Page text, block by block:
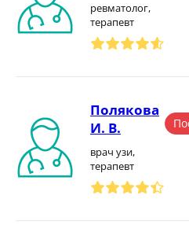
ревматолог,
терапевт
Полякова
И. В.
врач узи,
терапевт